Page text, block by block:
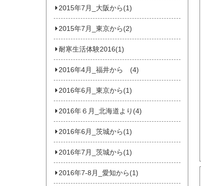
2015年7月_大阪から(1)
2015年7月_東京から(2)
耐寒生活体験2016(1)
2016年4月_福井から (4)
2016年6月_東京から(1)
2016年６月_北海道より(4)
2016年6月_茨城から(1)
2016年7月_茨城から(1)
2016年7-8月_愛知から(1)